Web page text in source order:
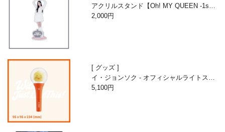
アクリルスタンド【Oh! MY QUEEN -1st A
nniversary with Beans-】
2,000円
グッズ
イ・ジョンソク - オフィシャルライトステ
ィック
5,100円